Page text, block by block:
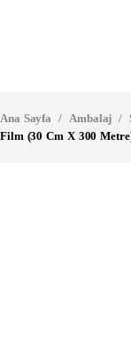
Ana Sayfa / Ambalaj /
Film (30 Cm X 300